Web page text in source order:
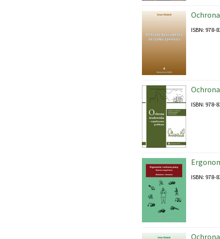
ISBN: 978-
ISBN: 978-
ISBN: 978-